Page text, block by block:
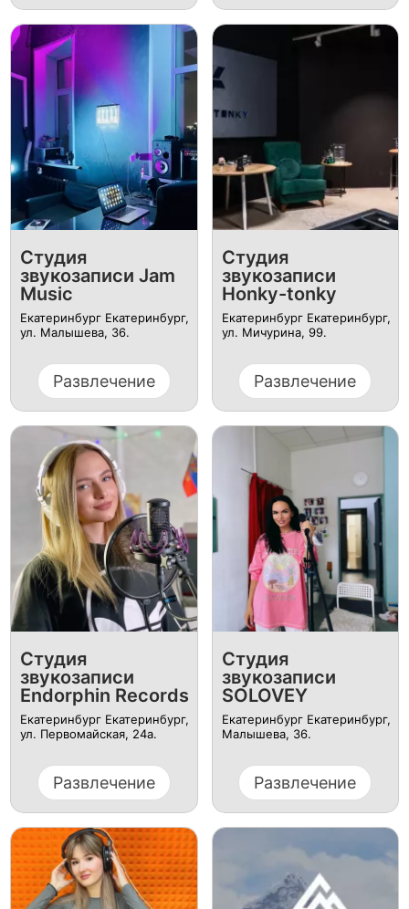
Студия
звукозаписи Jam
Music
Екатеринбург Екатеринбург,
ул. Малышева, 36.
Развлечение
Студия
звукозаписи
Honky-tonky
Екатеринбург Екатеринбург,
ул. Мичурина, 99.
Развлечение
Студия
звукозаписи
Endorphin Records
Екатеринбург Екатеринбург,
ул. ​Первомайская, 24а.
Развлечение
Студия
звукозаписи
SOLOVEY
Екатеринбург Екатеринбург,
Малышева, 36.
Развлечение